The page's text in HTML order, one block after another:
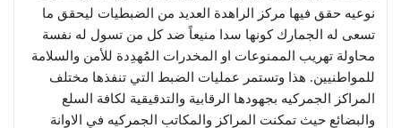
نوعيه حقق فيها مركز الراهدة العديد من الضبطيات ليحقق ما
تسعى له الجمارك كونها سدا منيعاً ضد كل من تسول له نفسة
محاولة تهريب الممنوعات او المخدرات المُهدِدة للأمن والسلامة
للمواطنيين. هذا وتستمر عمليات الضبط التي تنفذها مختلف
المراكز الجمركيه بجهودها الرقابية والتدقيقية لكافة السلع
والبضائع حيث تمكنت المراكز والمكاتب الجمركيه في الاوانة